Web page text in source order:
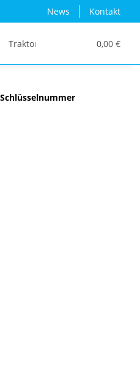
News Kontakt
0,00 €
Traktor/Schlepper/LKW
Schlüsselnummer